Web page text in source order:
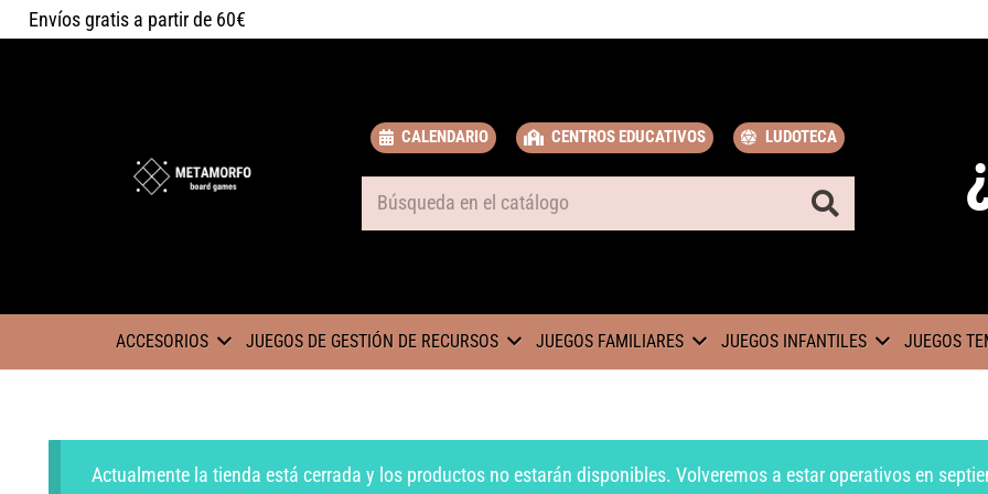
Envíos gratis a partir de 60€
CALENDARIO CENTROS EDUCATIVOS LUDOTECA
ACCESORIOS JUEGOS DE GESTIÓN DE RECURSOS JUEGOS FAMILIARES JUEGOS INFANTILES JUEGOS
Actualmente la tienda está cerrada y los productos no estarán disponibles. Volveremos a estar operativos en